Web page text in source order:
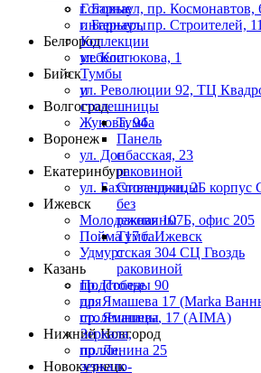
Готовые
интерьеры
Коллекции
мебели
Тумбы
и
столешницы
Тумба
Панель
с
раковиной
Столешницы
без
раковины
Тумба
с
раковиной
Подстолье
для
столешницы
Зеркала,
полки,
зеркало-
г. Барнаул, пр.
г. Барнаул, пр.
Белгород
ул. Костюкова, 1
Бийск
ул. Революции 92, ТЦ
Волгоград
Жукова, 94
Воронеж
ул. Донбасская, 23
Екатеринбург
ул. Бахчиванджи, 2Б корпус
Ижевск
Молодежная 107Б, офис 205
Пойма 17 г. Ижевск
Удмуртская 304 СЦ Гвоздь
Казань
пр. Победы 90
пр. Ямашева 17 (Marka
пр. Ямашева, 17 (AIMA)
Нижний Новгород
пр. Ленина 25
Новокузнецк